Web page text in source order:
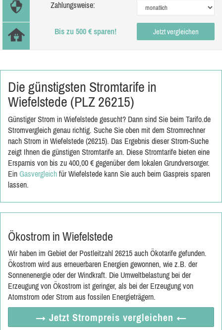
Zahlungsweise:
Bis zu 500 € sparen! Jetzt vergleichen
Die günstigsten Stromtarife in
Wiefelstede (PLZ 26215)
Günstiger Strom in Wiefelstede gesucht? Dann sind Sie beim Tarifo.de
Stromvergleich genau richtig. Suche Sie oben mit dem Stromrechner
nach Strom in Wiefelstede (26215). Das Ergebnis dieser Strom-Suche
zeigt Ihnen die günstigen Stromtarife an. Diese Stromtarife bieten eine
Ersparnis von bis zu 400,00 € gegenüber dem lokalen Grundversorger.
Ein Gasvergleich für Wiefelstede kann Sie auch beim Gaspreis sparen
lassen.
Ökostrom in Wiefelstede
Wir haben im Gebiet der Postleitzahl 26215 auch Ökotarife gefunden.
Ökostrom wird aus erneuerbaren Energien gewonnen, wie z.B. der
Sonnenenergie oder der Windkraft. Die Umweltbelastung bei der
Erzeugung von Ökostrom ist geringer, als bei der Erzeugung von
Atomstrom oder Strom aus fossilen Energieträgern.
→ Jetzt Strompreis vergleichen ←